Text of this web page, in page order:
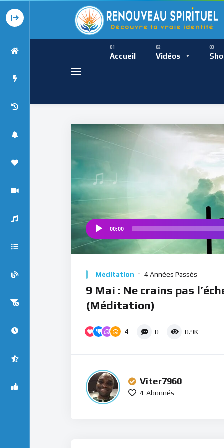
Accueil Vidéos
Présence
Présence
♩
♯
Audio
Player
00:00
Méditation 4 Années Passés
9 Mai : Ne crains pas
(Méditation)
4 0 0.9K
Viter7960
4 Abonnés